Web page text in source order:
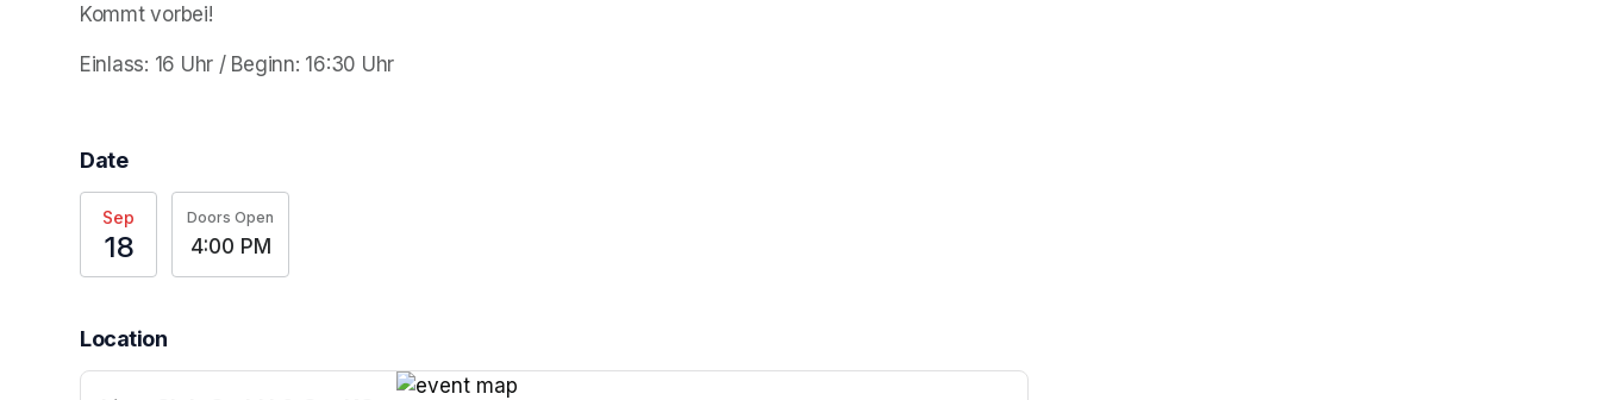
Kommt vorbei!
Einlass: 16 Uhr / Beginn: 16:30 Uhr
Date
Sep
18
Doors Open
4:00 PM
Location